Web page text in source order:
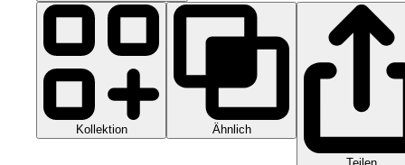
Kollektion Ähnlich